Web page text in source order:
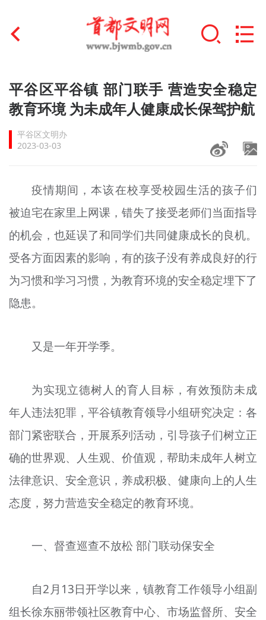
首页
文明创建
+
文明实践
未成年人思想道德建设
榜样人物
+
身边好人
文明评论
北京宣传文化引导基金
宣传思想文化人才
资料库
+
平谷区平谷镇 部门联手 营造安全稳定
教育环境 为未成年人健康成长保驾护航
平谷区文明办
2023-03-03
疫情期间，本该在校享受校园生活的孩子们
被迫宅在家里上网课，错失了接受老师们当面指导
的机会，也延误了和同学们共同健康成长的良机。
受各方面因素的影响，有的孩子没有养成良好的行
为习惯和学习习惯，为教育环境的安全稳定埋下了
隐患。
又是一年开学季。
为实现立德树人的育人目标，有效预防未成
年人违法犯罪，平谷镇教育领导小组研究决定：各
部门紧密联合，开展系列活动，引导孩子们树立正
确的世界观、人生观、价值观，帮助未成年人树立
法律意识、安全意识，养成积极、健康向上的人生
态度，努力营造安全稳定的教育环境。
一、督查巡查不放松 部门联动保安全
自2月13日开学以来，镇教育工作领导小组副
组长徐东丽带领社区教育中心、市场监督所、安全